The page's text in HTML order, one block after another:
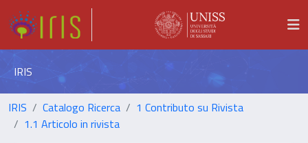
IRIS
IRIS Catalogo Ricerca
1 Contributo su Rivista
1.1 Articolo in rivista